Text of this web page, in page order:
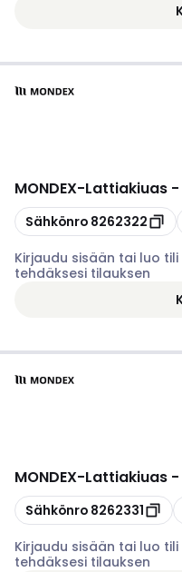
MONDEX-Lattiakiuas -
Kopioi
Sähkönro 8262322
Kirjaudu sisään tai luo
tehdäksesi tilauksen
MONDEX-Lattiakiuas -
Kopioi
Sähkönro 8262331
Kirjaudu sisään tai luo
tehdäksesi tilauksen